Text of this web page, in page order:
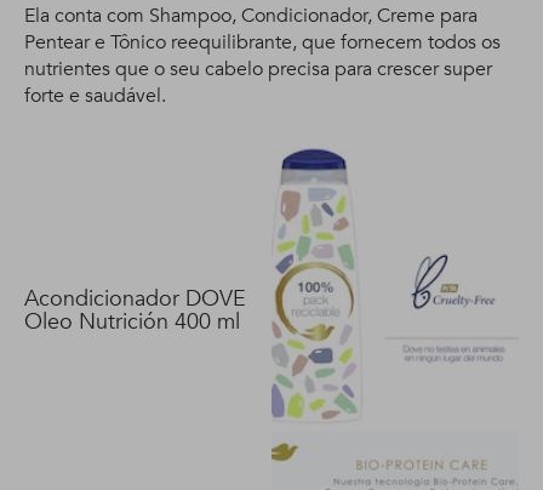
Ela conta com Shampoo, Condicionador, Creme para
Pentear e Tônico reequilibrante, que fornecem todos os
nutrientes que o seu cabelo precisa para crescer super
forte e saudável.
Acondicionador DOVE
Oleo Nutrición 400 ml